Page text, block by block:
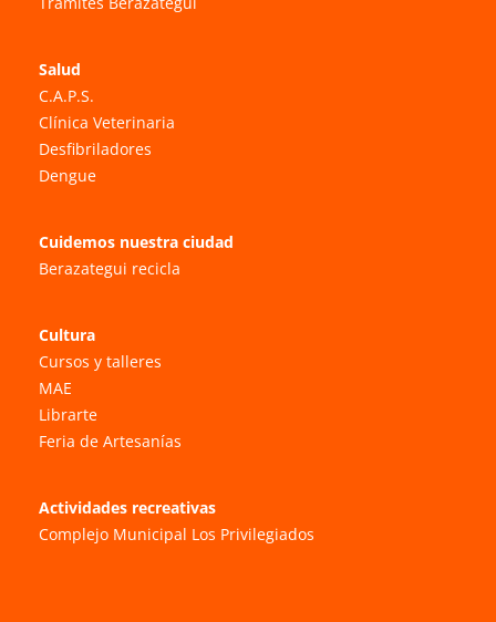
Salud
C.A.P.S.
Clínica Veterinaria
Desfibriladores
Dengue
Cuidemos nuestra ciudad
Berazategui recicla
Cultura
Cursos y talleres
MAE
Librarte
Feria de Artesanías
Actividades recreativas
Complejo Municipal Los Privilegiados